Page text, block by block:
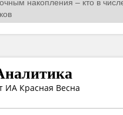
ИА Красная Весна